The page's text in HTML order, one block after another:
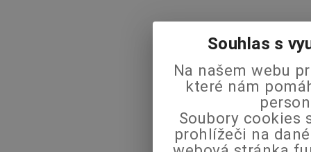
Souhlas s
Na našem webu
které nám
Soubory cookies
prohlížeči na